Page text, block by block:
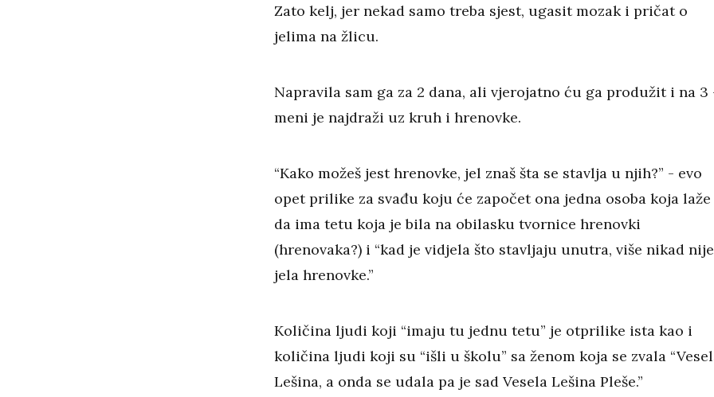
Zato kelj, jer nekad samo treba sjest, ugasit mozak i pričat o
jelima na žlicu.
Napravila sam ga za 2 dana, ali vjerojatno ću ga produžit i na 3
meni je najdraži uz kruh i hrenovke.
“Kako možeš jest hrenovke, jel znaš šta se stavlja u njih?” - evo
opet prilike za svađu koju će započet ona jedna osoba koja laže
da ima tetu koja je bila na obilasku tvornice hrenovki
(hrenovaka?) i “kad je vidjela što stavljaju unutra, više nikad nije
jela hrenovke.”
Količina ljudi koji “imaju tu jednu tetu” je otprilike ista kao i
količina ljudi koji su “išli u školu” sa ženom koja se zvala
Lešina, a onda se udala pa je sad Vesela Lešina Pleše.”